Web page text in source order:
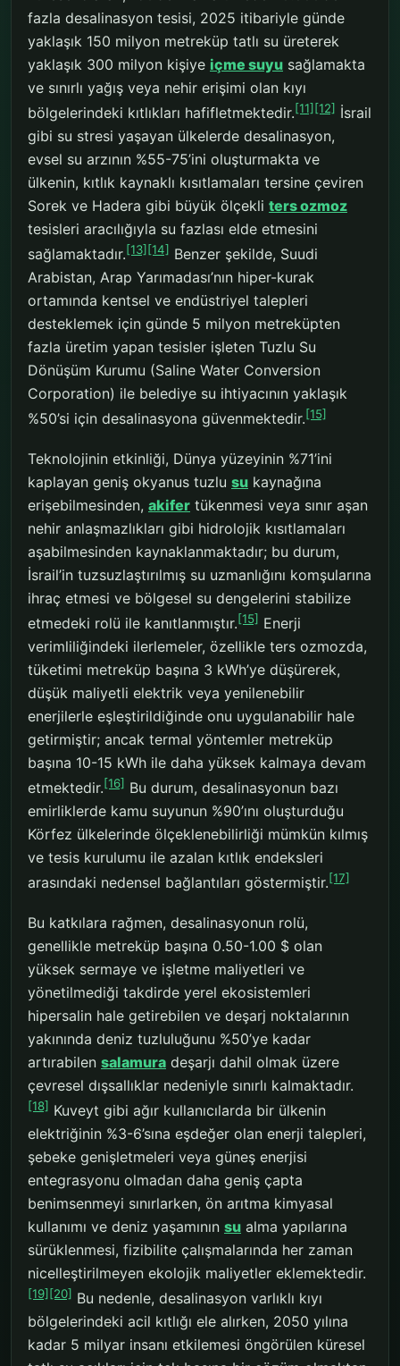
fazla desalinasyon tesisi, 2025 itibariyle günde
yaklaşık 150 milyon metreküp tatlı su üreterek
yaklaşık 300 milyon kişiye içme suyu sağlamakta
ve sınırlı yağış veya nehir erişimi olan kıyı
bölgelerindeki kıtlıkları hafifletmektedir.[11][12] İsrail
gibi su stresi yaşayan ülkelerde desalinasyon,
evsel su arzının %55-75’ini oluşturmakta ve
ülkenin, kıtlık kaynaklı kısıtlamaları tersine çeviren
Sorek ve Hadera gibi büyük ölçekli ters ozmoz
tesisleri aracılığıyla su fazlası elde etmesini
sağlamaktadır.[13] [14] Benzer şekilde, Suudi
Arabistan, Arap Yarımadası’nın hiper-kurak
ortamında kentsel ve endüstriyel talepleri
desteklemek için günde 5 milyon metreküpten
fazla üretim yapan tesisler işleten Tuzlu Su
Dönüşüm Kurumu (Saline Water Conversion
Corporation) ile belediye su ihtiyacının yaklaşık
%50’si için desalinasyona güvenmektedir.[15]
Teknolojinin etkinliği, Dünya yüzeyinin %71’ini
kaplayan geniş okyanus tuzlu su kaynağına
erişebilmesinden, akifer tükenmesi veya sınır aşan
nehir anlaşmazlıkları gibi hidrolojik kısıtlamaları
aşabilmesinden kaynaklanmaktadır; bu durum,
İsrail’in tuzsuzlaştırılmış su uzmanlığını komşularına
ihraç etmesi ve bölgesel su dengelerini stabilize
etmedeki rolü ile kanıtlanmıştır.[15] Enerji
verimliliğindeki ilerlemeler, özellikle ters ozmozda,
tüketimi metreküp başına 3 kWh’ye düşürerek,
düşük maliyetli elektrik veya yenilenebilir
enerjilerle eşleştirildiğinde onu uygulanabilir hale
getirmiştir; ancak termal yöntemler metreküp
başına 10-15 kWh ile daha yüksek kalmaya devam
etmektedir.[16] Bu durum, desalinasyonun bazı
emirliklerde kamu suyunun %90’ını oluşturduğu
Körfez ülkelerinde ölçeklenebilirliği mümkün kılmış
ve tesis kurulumu ile azalan kıtlık endeksleri
arasındaki nedensel bağlantıları göstermiştir.[17]
Bu katkılara rağmen, desalinasyonun rolü,
genellikle metreküp başına 0.50-1.00 $ olan
yüksek sermaye ve işletme maliyetleri ve
yönetilmediği takdirde yerel ekosistemleri
hipersalin hale getirebilen ve deşarj noktalarının
yakınında deniz tuzluluğunu %50’ye kadar
artırabilen salamura deşarjı dahil olmak üzere
çevresel dışsallıklar nedeniyle sınırlı kalmaktadır.
[18] Kuveyt gibi ağır kullanıcılarda bir ülkenin
elektriğinin %3-6’sına eşdeğer olan enerji talepleri,
şebeke genişletmeleri veya güneş enerjisi
entegrasyonu olmadan daha geniş çapta
benimsenmeyi sınırlarken, ön arıtma kimyasal
kullanımı ve deniz yaşamının su alma yapılarına
sürüklenmesi, fizibilite çalışmalarında her zaman
nicelleştirilmeyen ekolojik maliyetler eklemektedir.
[19] [20] Bu nedenle, desalinasyon varlıklı kıyı
bölgelerindeki acil kıtlığı ele alırken, 2050 yılına
kadar 5 milyar insanı etkilemesi öngörülen küresel